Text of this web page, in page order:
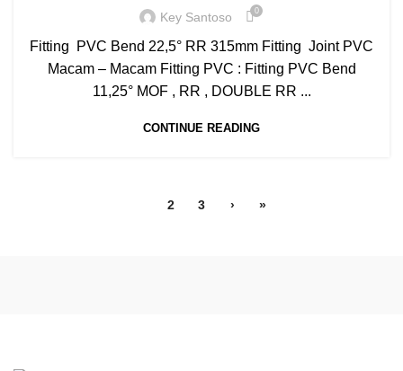
Key Santoso 0
Fitting PVC Bend 22,5° RR 315mm Fitting Joint PVC
Macam – Macam Fitting PVC : Fitting PVC Bend
11,25° MOF , RR , DOUBLE RR ...
CONTINUE READING
2 3 › »